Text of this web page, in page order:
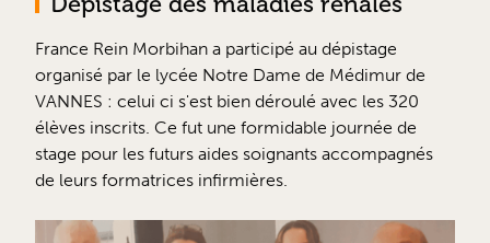
France Rein Morbihan a participé au dépistage
organisé par le lycée Notre Dame de Médimur de
VANNES : celui ci s'est bien déroulé avec les 320
élèves inscrits. Ce fut une formidable journée de
stage pour les futurs aides soignants accompagnés
de leurs formatrices infirmières.